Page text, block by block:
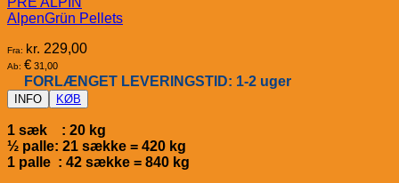
AlpenGrün Pellets
Fra: kr. 229,00
Ab: € 31,00
FORLÆNGET LEVERINGSTID: 1-2 uger
INFO KØB
1 sæk : 20 kg
½ palle: 21 sække = 420 kg
1 palle : 42 sække = 840 kg